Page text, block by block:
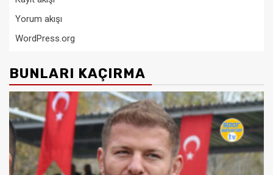
Yorum akışı
WordPress.org
BUNLARI KAÇIRMA